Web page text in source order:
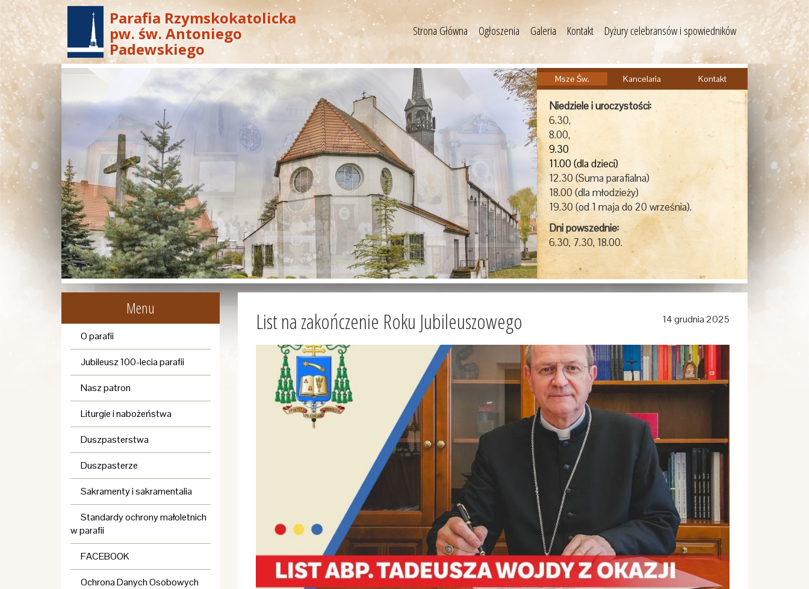
Parafia Rzymskokatolicka
pw. św. Antoniego
Padewskiego
Strona Główna Ogłoszenia Galeria Kontakt Dyżury celebransów i spowiedników
Msze Św. Kancelaria Kontakt
Niedziele i uroczystości:
6.30,
8.00,
9.30
11.00 (dla dzieci)
12.30 (Suma parafialna)
18.00 (dla młodzieży)
19.30 (od 1 maja do 20 września).
Dni powszednie:
6.30, 7.30, 18.00.
Menu
O parafii
Jubileusz 100-lecia parafii
Nasz patron
Liturgie i nabożeństwa
Duszpasterstwa
Duszpasterze
Sakramenty i sakramentalia
Standardy ochrony małoletnich
w parafii
FACEBOOK
Ochrona Danych Osobowych
14 grudnia 2025
List na zakończenie Roku Jubileuszowego